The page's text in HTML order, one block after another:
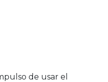
de usar el